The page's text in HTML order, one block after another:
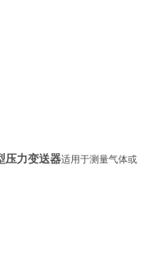
压力变送器适用于测量气体或